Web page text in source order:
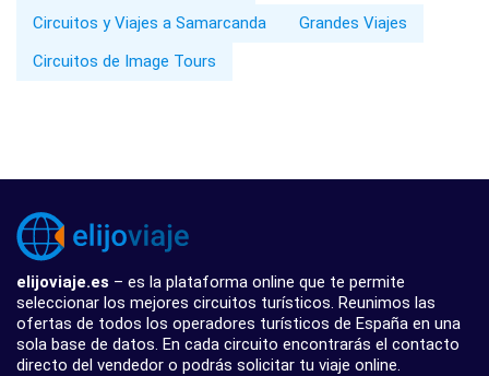
Circuitos y Viajes a Samarcanda
Grandes Viajes
Circuitos de Image Tours
elijoviaje.es – es la plataforma online que te permite
seleccionar los mejores circuitos turísticos. Reunimos las
ofertas de todos los operadores turísticos de España en una
sola base de datos. En cada circuito encontrarás el contacto
directo del vendedor o podrás solicitar tu viaje online.